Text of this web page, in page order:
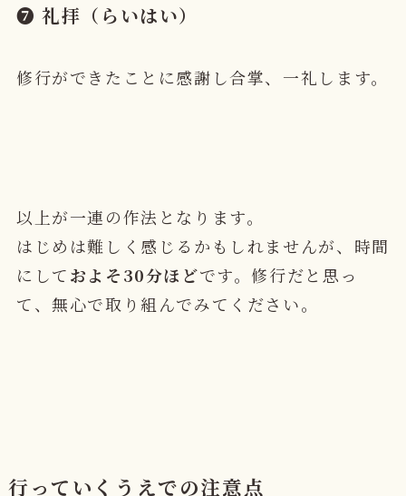
❼ 礼拝（らいはい）
修行ができたことに感謝し合掌、一礼します。
以上が一連の作法となります。
はじめは難しく感じるかもしれませんが、 時間
にしておよそ30分ほどです。修行だと思っ
て、無心で取り組んでみてください。
行っていくうえでの注意点